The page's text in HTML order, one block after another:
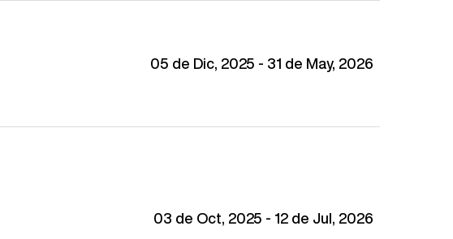
05 de Dic, 2025 - 31 de May, 2026
03 de Oct, 2025 - 12 de Jul, 2026